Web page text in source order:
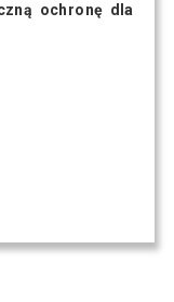
ochronę dla